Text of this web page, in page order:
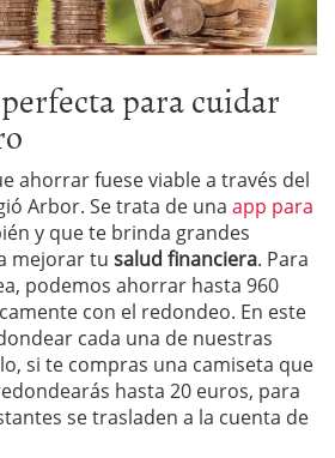
para cuidar
ahorrar fuese viable a través del
Arbor. Se trata de una app para
y que te brinda grandes
mejorar tu salud financiera. Para
podemos ahorrar hasta 960
con el redondeo. En este
cada una de nuestras
si te compras una camiseta que
hasta 20 euros, para
se trasladen a la cuenta de